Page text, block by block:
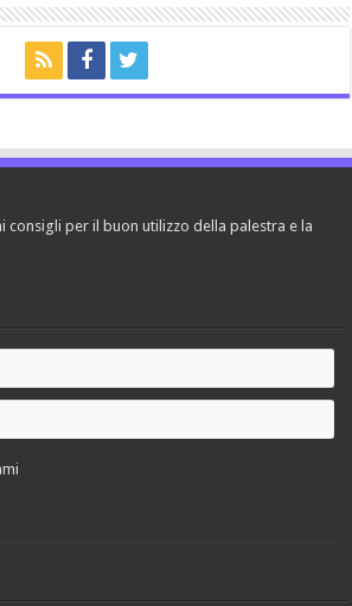
consigli per il buon utilizzo della palestra e la